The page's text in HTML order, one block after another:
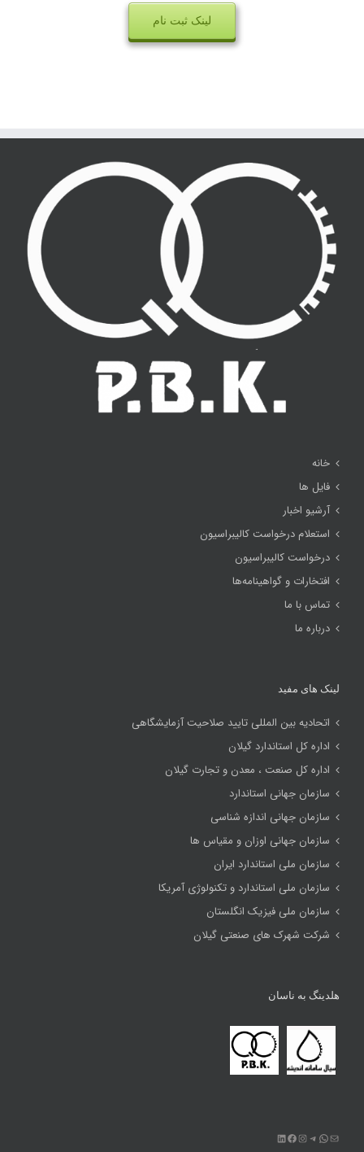
لینک ثبت نام
خانه
فایل ها
آرشیو اخبار
استعلام درخواست کالیبراسیون
درخواست کالیبراسیون
افتخارات و گواهینامه‌ها
تماس با ما
درباره ما
لینک های مفید
اتحادیه بین المللی تایید صلاحیت آزمایشگاهی
اداره کل استاندارد گیلان
اداره کل صنعت ، معدن و تجارت گیلان
سازمان جهانی استاندارد
سازمان جهانی اندازه شناسی
سازمان جهانی اوزان و مقیاس ها
سازمان ملی استاندارد ایران
سازمان ملی استاندارد و تکنولوژی آمریکا
سازمان ملی فیزیک انگلستان
شرکت شهرک های صنعتی گیلان
هلدینگ به ناسان
ایمیلواتس‌اپ
تلگراماینستاگرم
فیس‌بوک